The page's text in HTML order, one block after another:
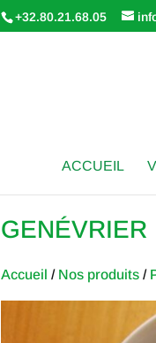
+32.80.21.68.05
ACCUEIL
GENÉVRIER
Accueil / Nos produits /